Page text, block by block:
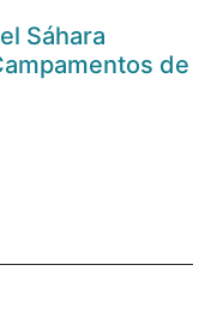
Sáhara
de